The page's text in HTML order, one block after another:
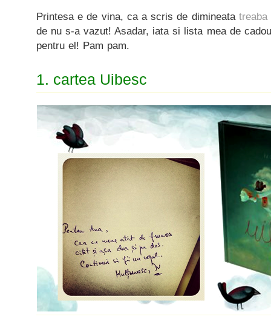
Printesa e de vina, ca a scris de dimineata treaba
de nu s-a vazut! Asadar, iata si lista mea de
pentru el! Pam pam.
1. cartea Uibesc